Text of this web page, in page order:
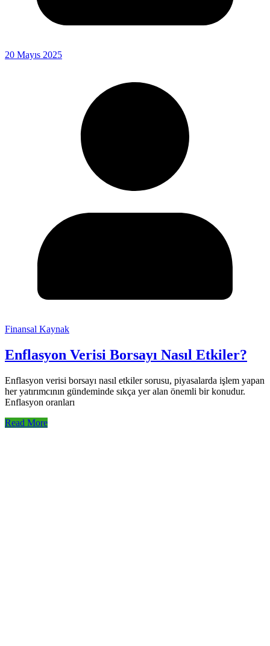
20 Mayıs 2025
Finansal Kaynak
Enflasyon Verisi Borsayı Nasıl Etkiler?
Enflasyon verisi borsayı nasıl etkiler sorusu, piyasalarda işlem yapan
her yatırımcının gündeminde sıkça yer alan önemli bir konudur.
Enflasyon oranları
Read More